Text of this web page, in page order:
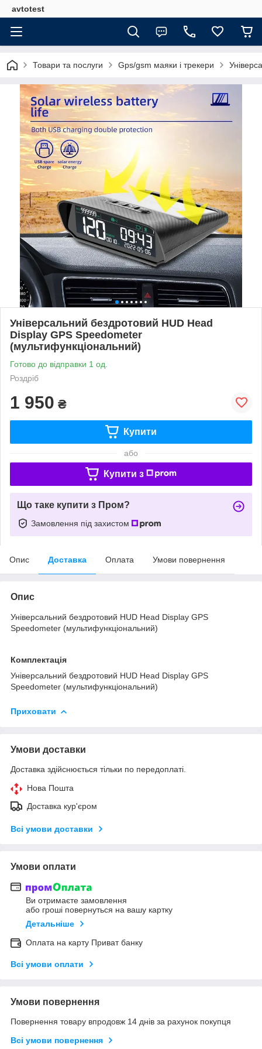
avtotest
Товари та послуги Gps/gsm маяки і трекери
Універсальний бездротовий HUD Head
Display GPS Speedometer
(мультифункціональний)
Готово до відправки 1 од.
Роздріб
1 950 ₴
Купити
або
Купити з
Що таке купити з Пром?
Замовлення під захистом
Опис Доставка Оплата Умови повернення
Опис
Універсальний бездротовий HUD Head Display GPS
Speedometer (мультифункціональний)
Комплектація
Універсальний бездротовий HUD Head Display GPS
Speedometer (мультифункціональний)
Приховати
Умови доставки
Доставка здійснюється тільки по передоплаті.
Нова Пошта
Доставка кур'єром
Всі умови доставки
Умови оплати
Ви отримаєте замовлення
або гроші повернуться на вашу картку
Детальніше
Оплата на карту Приват банку
Всі умови оплати
Умови повернення
Повернення товару впродовж 14 днів за рахунок покупця
Всі умови повернення